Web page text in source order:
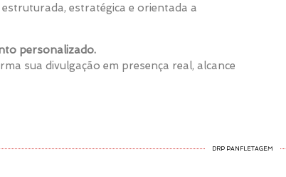
estratégica e orientada a
personalizado.
sua divulgação em presença real, alcance
DRP PANFLETAGEM